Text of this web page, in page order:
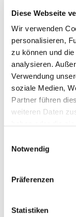
Diese Webseite
Wir verwenden
personalisieren,
zu können und
analysieren.
Verwendung
soziale Medien,
Partner führen
weiteren Daten
Notwendig
Präferenzen
Statistiken